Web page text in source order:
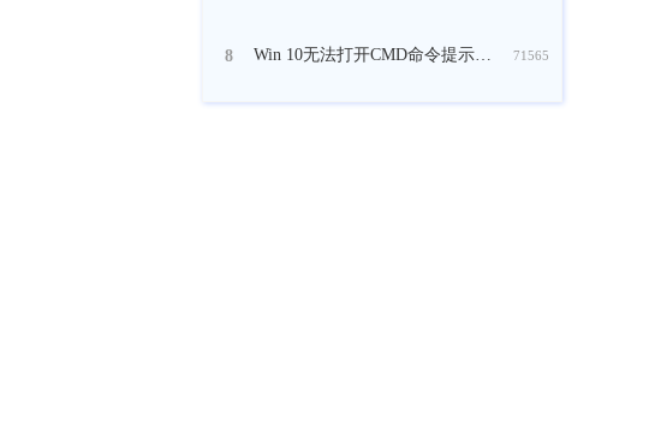
8 Win 10无法打开CMD命令提示符窗口怎么办？ 71565